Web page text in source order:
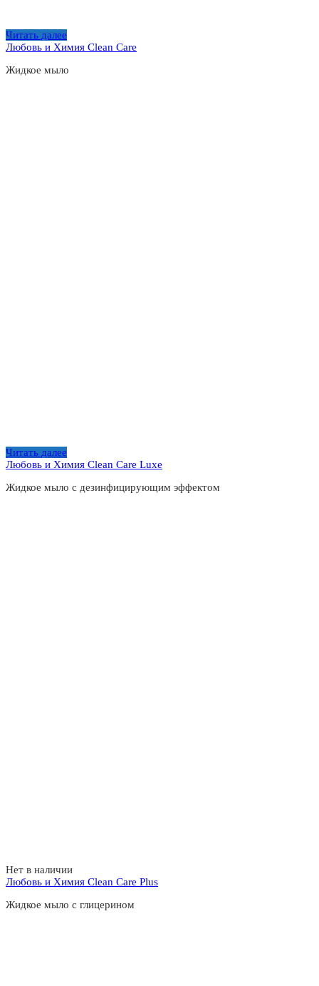
Читать далее
Любовь и Химия Clean Care
Жидкое мыло
Читать далее
Любовь и Химия Clean Care Luxe
Жидкое мыло с дезинфицирующим эффектом
Нет в наличии
Любовь и Химия Clean Care Plus
Жидкое мыло с глицерином